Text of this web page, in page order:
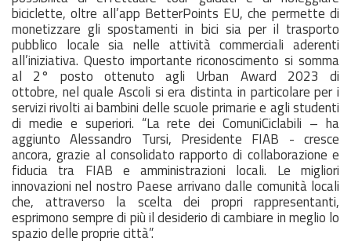
biciclette, oltre all’app BetterPoints EU, che permette di
monetizzare gli spostamenti in bici sia per il trasporto
pubblico locale sia nelle attività commerciali aderenti
all’iniziativa. Questo importante riconoscimento si somma
al 2° posto ottenuto agli Urban Award 2023 di
ottobre, nel quale Ascoli si era distinta in particolare per i
servizi rivolti ai bambini delle scuole primarie e agli studenti
di medie e superiori. “La rete dei ComuniCiclabili – ha
aggiunto Alessandro Tursi, Presidente FIAB - cresce
ancora, grazie al consolidato rapporto di collaborazione e
fiducia tra FIAB e amministrazioni locali. Le migliori
innovazioni nel nostro Paese arrivano dalle comunità locali
che, attraverso la scelta dei propri rappresentanti,
esprimono sempre di più il desiderio di cambiare in meglio lo
spazio delle proprie città”.